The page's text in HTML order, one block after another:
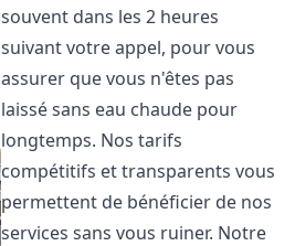
souvent dans les 2 heures
suivant votre appel, pour vous
assurer que vous n'êtes pas
laissé sans eau chaude pour
longtemps. Nos tarifs
compétitifs et transparents vous
permettent de bénéficier de nos
services sans vous ruiner. Notre